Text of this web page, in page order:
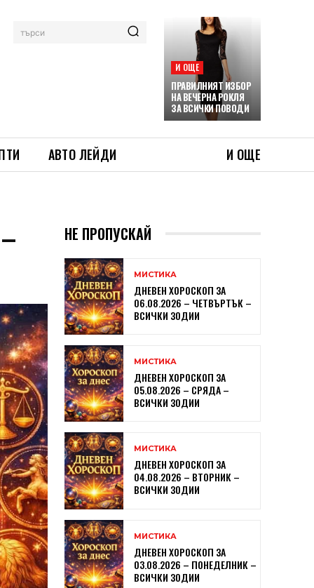
търси
И ОЩЕ
ПРАВИЛНИЯТ ИЗБОР
НА ВЕЧЕРНА РОКЛЯ
ЗА ВСИЧКИ ПОВОДИ
АВТО ЛЕЙДИ И ОЩЕ
НЕ ПРОПУСКАЙ
МИСТИКА
ДНЕВЕН ХОРОСКОП ЗА
06.08.2026 – ЧЕТВЪРТЪК –
ВСИЧКИ ЗОДИИ
МИСТИКА
ДНЕВЕН ХОРОСКОП ЗА
05.08.2026 – СРЯДА –
ВСИЧКИ ЗОДИИ
МИСТИКА
ДНЕВЕН ХОРОСКОП ЗА
04.08.2026 – ВТОРНИК –
ВСИЧКИ ЗОДИИ
МИСТИКА
ДНЕВЕН ХОРОСКОП ЗА
03.08.2026 – ПОНЕДЕЛНИК –
ВСИЧКИ ЗОДИИ